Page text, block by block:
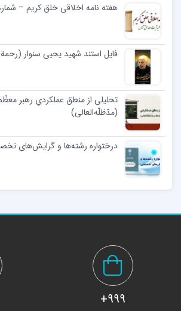
هفته نامه اخلاقی خلق کریم – شماره 3؛
فایل استند شهید یحیی سنوار (رحمة
تحلیلی از منطق عملکردیِ رهبر
(مدّظلّه‌العالی)
درختواره رشته‌ها و گرایش‌های
999+